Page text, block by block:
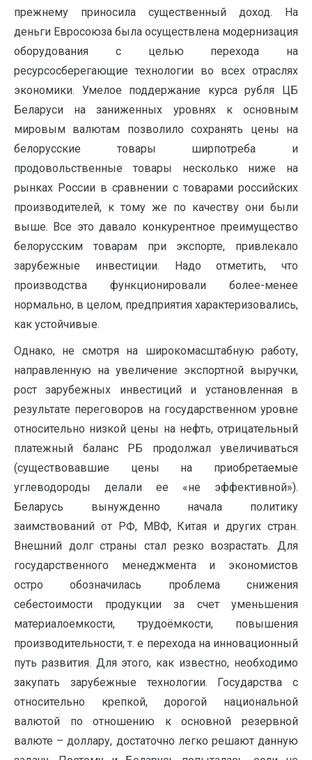
прежнему приносила существенный доход. На
деньги Евросоюза была осуществлена модернизация
оборудования с целью перехода на
ресурсосберегающие технологии во всех отраслях
экономики. Умелое поддержание курса рубля ЦБ
Беларуси на заниженных уровнях к основным
мировым валютам позволило сохранять цены на
белорусские товары ширпотреба и
продовольственные товары несколько ниже на
рынках России в сравнении с товарами российских
производителей, к тому же по качеству они были
выше. Все это давало конкурентное преимущество
белорусским товарам при экспорте, привлекало
зарубежные инвестиции. Надо отметить, что
производства функционировали более-менее
нормально, в целом, предприятия характеризовались,
как устойчивые.
Однако, не смотря на широкомасштабную работу,
направленную на увеличение экспортной выручки,
рост зарубежных инвестиций и установленная в
результате переговоров на государственном уровне
относительно низкой цены на нефть, отрицательный
платежный баланс РБ продолжал увеличиваться
(существовавшие цены на приобретаемые
углеводороды делали ее «не эффективной»).
Беларусь вынужденно начала политику
заимствований от РФ, МВФ, Китая и других стран.
Внешний долг страны стал резко возрастать. Для
государственного менеджмента и экономистов
остро обозначилась проблема снижения
себестоимости продукции за счет уменьшения
материалоемкости, трудоёмкости, повышения
производительности, т. е перехода на инновационный
путь развития. Для этого, как известно, необходимо
закупать зарубежные технологии. Государства с
относительно крепкой, дорогой национальной
валютой по отношению к основной резервной
валюте – доллару, достаточно легко решают данную